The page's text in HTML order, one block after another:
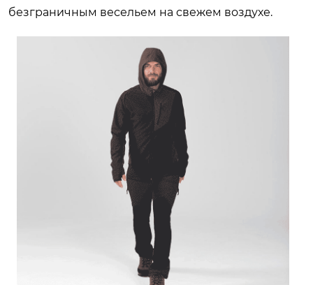
безграничным весельем на свежем воздухе.